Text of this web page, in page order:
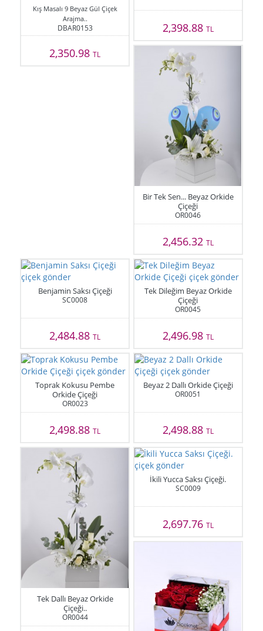
Kış Masalı 9 Beyaz Gül Çiçek
Arajma..
DBAR0153
2,350.98TL
2,398.88 TL
Bir Tek Sen... Beyaz Orkide
Çiçeği
OR0046
2,456.32 TL
Benjamin Saksı Çiçeği
SC0008
2,484.88TL
Tek Dileğim Beyaz Orkide
Çiçeği
OR0045
2,496.98 TL
Toprak Kokusu Pembe
Orkide Çiçeği
OR0023
2,498.88TL
Beyaz 2 Dallı Orkide Çiçeği
OR0051
2,498.88 TL
Tek Dallı Beyaz Orkide
Çiçeği..
OR0044
İkili Yucca Saksı Çiçeği.
SC0009
2,697.76 TL